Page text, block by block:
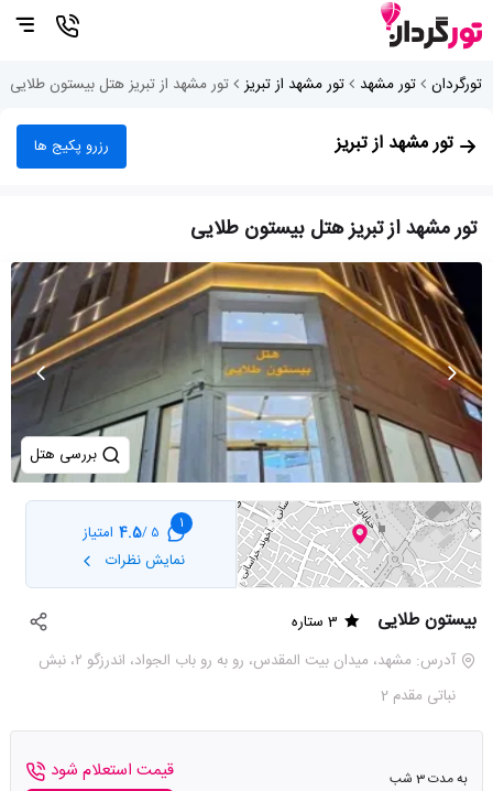
تورگردان تور مشهد تور مشهد از تبریز تور مشهد از تبریز هتل بیستون طلایی
تور مشهد از تبریز رزرو پکیج ها
تور مشهد از تبریز هتل بیستون طلایی
بررسی هتل
1
5 /
4.5 امتیاز
نمایش نظرات
بیستون طلایی
3 ستاره
آدرس: مشهد، میدان بیت المقدس، رو به رو باب الجواد، اندرزگو ۲، نبش
نباتی مقدم 2
به مدت 3 شب
قیمت استعلام شود